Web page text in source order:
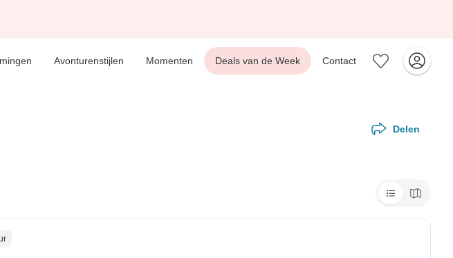
Avonturenstijlen Momenten Deals van de Week Contact
Delen